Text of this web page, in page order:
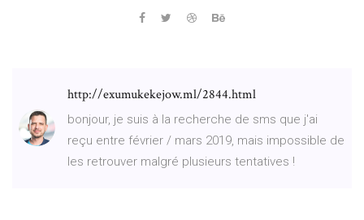
http://exumukekejow.ml/2844.html
bonjour, je suis à la recherche de sms que j'ai
reçu entre février / mars 2019, mais impossible de
les retrouver malgré plusieurs tentatives !